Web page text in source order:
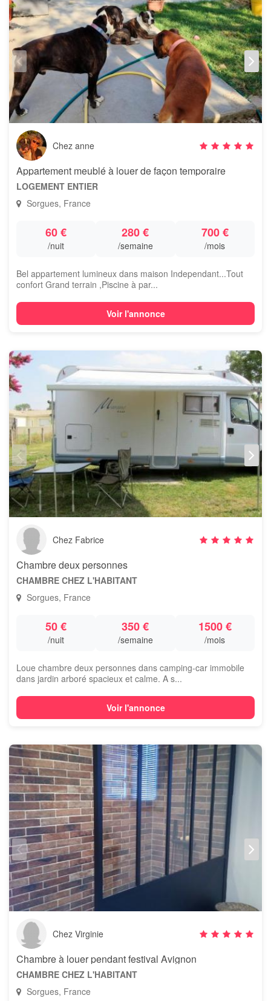
Chez anne
Appartement meublé à louer de façon temporaire
LOGEMENT ENTIER
Sorgues, France
60 €
/nuit
280 €
/semaine
700 €
/mois
Bel appartement lumineux dans maison Independant...Tout
confort Grand terrain ,Piscine à par...
Voir l'annonce
Chez Fabrice
Chambre deux personnes
CHAMBRE CHEZ L'HABITANT
Sorgues, France
50 €
/nuit
350 €
/semaine
1500 €
/mois
Loue chambre deux personnes dans camping-car immobile
dans jardin arboré spacieux et calme. A s...
Voir l'annonce
Chez Virginie
Chambre à louer pendant festival Avignon
CHAMBRE CHEZ L'HABITANT
Sorgues, France